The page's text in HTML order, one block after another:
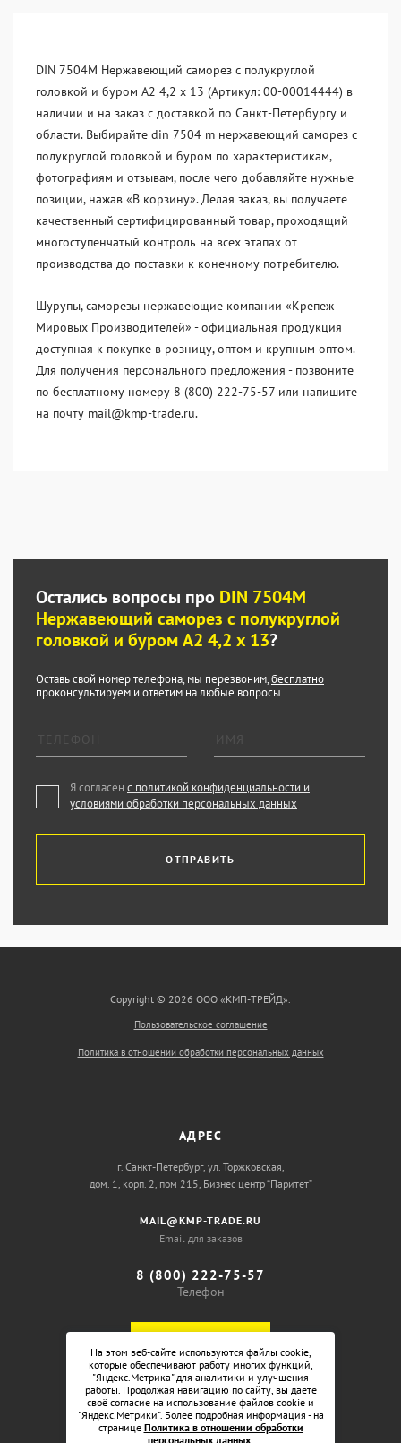
DIN 7504M Нержавеющий саморез с полукруглой
головкой и буром А2 4,2 x 13 (Артикул: 00-00014444) в
наличии и на заказ с доставкой по Санкт-Петербургу и
области. Выбирайте din 7504 m нержавеющий саморез с
полукруглой головкой и буром по характеристикам,
фотографиям и отзывам, после чего добавляйте нужные
позиции, нажав «В корзину». Делая заказ, вы получаете
качественный сертифицированный товар, проходящий
многоступенчатый контроль на всех этапах от
производства до поставки к конечному потребителю.
Шурупы, саморезы нержавеющие компании «Крепеж
Мировых Производителей» - официальная продукция
доступная к покупке в розницу, оптом и крупным оптом.
Для получения персонального предложения - позвоните
по бесплатному номеру 8 (800) 222-75-57 или напишите
на почту mail@kmp-trade.ru.
Остались вопросы про DIN 7504M
Нержавеющий саморез с полукруглой
головкой и буром А2 4,2 x 13?
Оставь свой номер телефона, мы перезвоним,бесплатно
проконсультируем и ответим на любые вопросы.
Я согласен с политикой конфиденциальности и
условиями обработки персональных данных
ОТПРАВИТЬ
Copyright © 2026 ООО «КМП-ТРЕЙД».
Пользовательское соглашение
Политика в отношении обработки персональных данных
АДРЕС
г. Санкт-Петербург, ул. Торжковская,
дом. 1, корп. 2, пом 215, Бизнес центр “Паритет”
MAIL@KMP-TRADE.RU
Email для заказов
8 (800) 222-75-57
Телефон
На этом веб-сайте используются файлы cookie,
которые обеспечивают работу многих функций,
"Яндекс.Метрика" для аналитики и улучшения
работы. Продолжая навигацию по сайту, вы даёте
своё согласие на использование файлов cookie и
"Яндекс.Метрики". Более подробная информация - на
странице Политика в отношении обработки
персональных данных